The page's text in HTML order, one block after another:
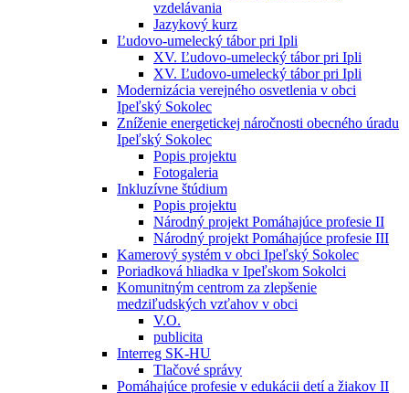
vzdelávania
Jazykový kurz
Ľudovo-umelecký tábor pri Ipli
XV. Ľudovo-umelecký tábor pri Ipli
XV. Ľudovo-umelecký tábor pri Ipli
Modernizácia verejného osvetlenia v obci
Ipeľský Sokolec
Zníženie energetickej náročnosti obecného úradu
Ipeľský Sokolec
Popis projektu
Fotogaleria
Inkluzívne štúdium
Popis projektu
Národný projekt Pomáhajúce profesie II
Národný projekt Pomáhajúce profesie III
Kamerový systém v obci Ipeľský Sokolec
Poriadková hliadka v Ipeľskom Sokolci
Komunitným centrom za zlepšenie
medziľudských vzťahov v obci
V.O.
publicita
Interreg SK-HU
Tlačové správy
Pomáhajúce profesie v edukácii detí a žiakov II